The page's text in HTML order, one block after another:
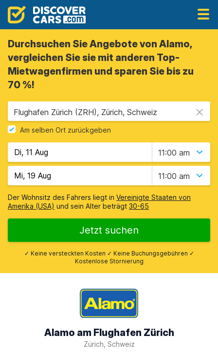
Durchsuchen Sie Angebote von Alamo,
vergleichen Sie sie mit anderen Top-
Mietwagenfirmen und sparen Sie bis zu
70 %!
Flughafen Zürich (ZRH), Zürich, Schweiz
Am selben Ort zurückgeben
11:00 am
11:00 am
Der Wohnsitz des Fahrers liegt in Vereinigte Staaten von
Amerika (USA) und sein Alter beträgt 30-65
Jetzt suchen
✓ Keine versteckten Kosten ✓ Keine Buchungsgebühren ✓
Kostenlose Stornierung
Alamo am Flughafen Zürich
Zürich, Schweiz